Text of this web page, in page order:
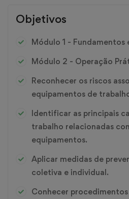
Objetivos
Módulo 1 - Fundamentos
Módulo 2 - Operação
Reconhecer os riscos
equipamentos de
Identificar as principais
trabalho relacionadas
equipamentos.
Aplicar medidas de
coletiva e individual.
Conhecer